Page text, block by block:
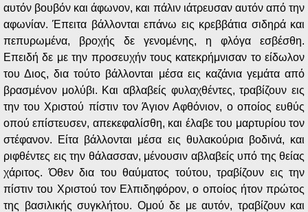
αυτόν βουβόν και άφωνον, και πάλιν ιάτρευσαν αυτόν από την
αφωνίαν. Έπειτα βάλλονται επάνω εις κρεββάτια σιδηρά και
πεπυρωμένα, βροχής δε γενομένης, η φλόγα εσβέσθη.
Επειδή δε με την προσευχήν τους κατεκρήμνισαν το είδωλον
του Διος, δια τούτο βάλλονται μέσα εις καζάνια γεμάτα από
βρασμένον μολύβι. Και αβλαβείς φυλαχθέντες, τραβίζουν εις
την του Χριστού πίστιν τον Άγιον Αφθόνιον, ο οποίος ευθύς
οπού επίστευσεν, απεκεφαλίσθη, και έλαβε του μαρτυρίου τον
στέφανον. Είτα βάλλονται μέσα εις θυλακούρια βοδινά, και
ριφθέντες εις την θάλασσαν, μένουσιν αβλαβείς υπό της θείας
χάριτος. Όθεν δια του θαύματος τούτου, τραβίζουν εις την
πίστιν του Χριστού τον Ελπιδηφόρον, ο οποίος ήτον πρώτος
της βασιλικής συγκλήτου. Ομού δε με αυτόν, τραβίζουν και